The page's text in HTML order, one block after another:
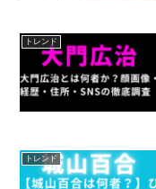
トレンド
トレンド